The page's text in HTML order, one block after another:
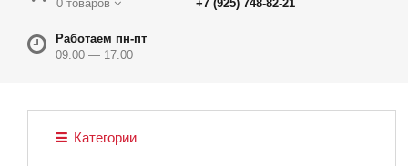
0 товаров
+7 (925) 748-82-21
Работаем пн-пт
09.00 — 17.00
Категории